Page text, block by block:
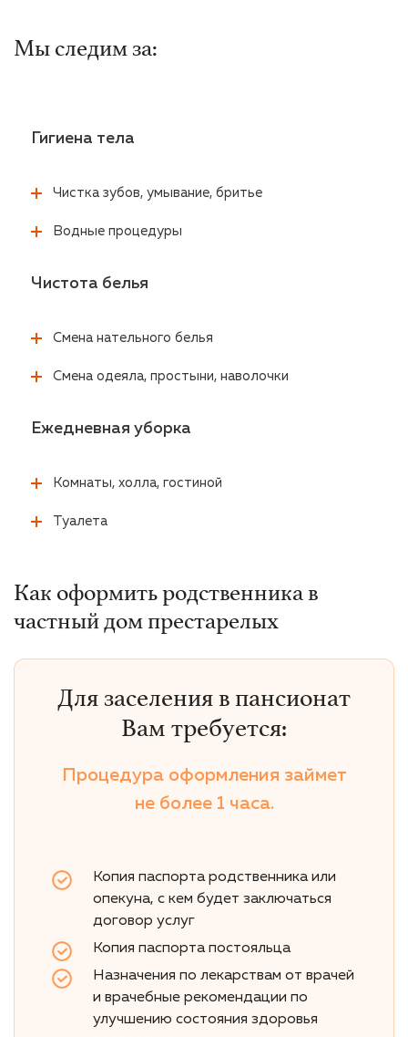
Мы следим за:
Гигиена тела
Чистка зубов, умывание, бритье
Водные процедуры
Чистота белья
Смена нательного белья
Смена одеяла, простыни, наволочки
Ежедневная уборка
Комнаты, холла, гостиной
Туалета
Как оформить родственника в
частный дом престарелых
Для заселения в пансионат
Вам требуется:
Процедура оформления займет
не более 1 часа.
Копия паспорта родственника или
опекуна, с кем будет заключаться
договор услуг
Копия паспорта постояльца
Назначения по лекарствам от врачей
и врачебные рекомендации по
улучшению состояния здоровья